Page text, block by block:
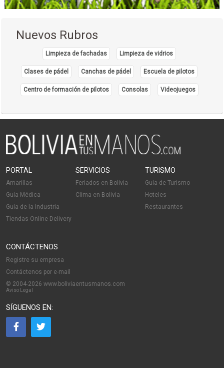
Nuevos Rubros
Limpieza de fachadas Limpieza de vidrios
Clases de pádel Canchas de pádel Escuela de pilotos
Centro de formación de pilotos Consolas Videojuegos
PORTAL
Amarillas
Guía Médica
Guía de la Industria
Tiendas Online Delivery
SERVICIOS
Feriados en Bolivia
Clima en Bolivia
TURISMO
Guía de Turismo
Hoteles
Restaurantes
CONTÁCTENOS
Registre su empresa
Contáctenos por e-mail
© 2004-2026 www.boliviaentusmanos.com
Aviso Legal
SÍGUENOS EN: